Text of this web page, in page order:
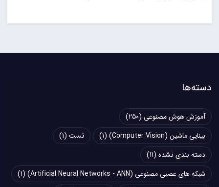
دسته‌ها
آموزش هوش مصنوعی (250)
بینایی ماشین (Computer Vision)
(1) تست (1)
دسته بندی نشده (11)
شبکه های عصبی مصنوعی (Artificial Neural Networks - ANN)
(1)